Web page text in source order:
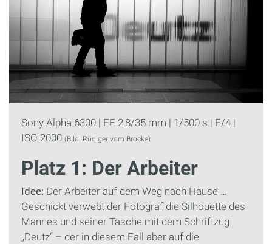
Sony Alpha 6300 | FE 2,8/35 mm | 1/500 s | F/4 |
ISO 2000 (Bild: Rüdiger vom Brocke)
Platz 1: Der Arbeiter
Idee: Der Arbeiter auf dem Weg nach Hause …
Geschickt verwebt der Fotograf die Silhouette des
Mannes und seiner Tasche mit dem Schriftzug
„Deutz“ – der in diesem Fall aber auf die